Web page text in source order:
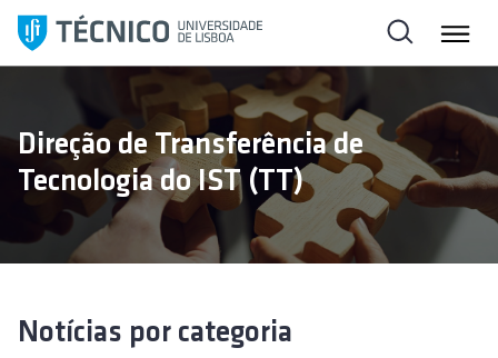
l
a
Direção de Transferência de
Tecnologia do IST (TT)
Notícias por categoria